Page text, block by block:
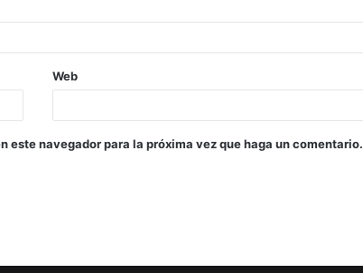
Web
navegador para la próxima vez que haga un comentario.